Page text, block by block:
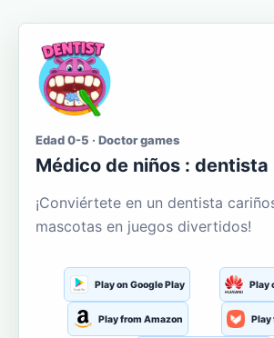
Edad 0-5 · Doctor games
Médico de niños : dentista
¡Conviértete en un dentista
mascotas en juegos divertidos!
Play on Google Play Play
Play from Amazon Play